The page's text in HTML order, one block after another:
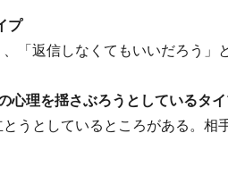
プ
「返信しなくてもいいだろう」
心理を揺さぶろうとしているタ
うとしているところがある。相